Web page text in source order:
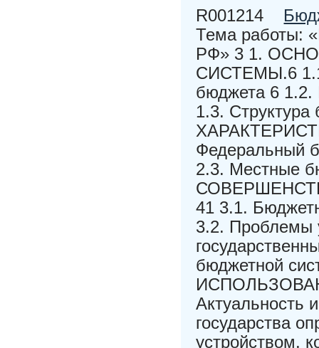
R001214
Тема работы:
РФ» 3 1.
СИСТЕМЫ.6
бюджета 6 1.2.
1.3.
Федеральный
2.3. Местные
41 3.1.
3.2. Проблемы
бюджетной
Актуальность
государства
устройством,